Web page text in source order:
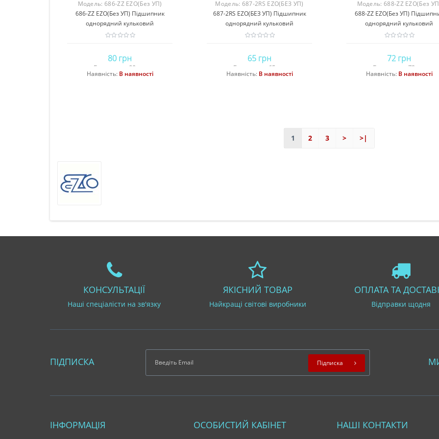
Модель: 686-ZZ EZO(Без УП)
686-ZZ EZO(Без УП) Підшипник
однорядний кульковий
80 грн
Без податку: 80 грн
Купити
Наявність: В наявності
Модель: 687-2RS EZO(БЕЗ УП)
687-2RS EZO(БЕЗ УП) Підшипник
однорядний кульковий
65 грн
Без податку: 65 грн
Купити
Наявність: В наявності
Модель: 688-ZZ EZO(Без
688-ZZ EZO(Без УП)
однорядний кульковий
72 грн
Без податку: 72 грн
Купити
Наявність: В наявності
1 2 3 > >|
КОНСУЛЬТАЦІЇ
Наші спеціалісти на зв'язку
ЯКІСНИЙ ТОВАР
Найкращі світові виробники
ОПЛАТА ТА
Відправки щодня
ПІДПИСКА Підписка
ІНФОРМАЦІЯ ОСОБИСТИЙ КАБІНЕТ НАШІ КОНТАКТИ